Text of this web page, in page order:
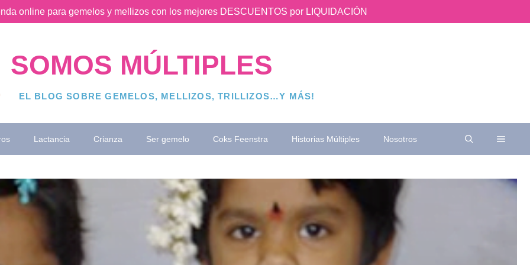
online para gemelos y mellizos con los mejores DESCUENTOS por LIQUIDACIÓN
SOMOS MÚLTIPLES
EL BLOG SOBRE GEMELOS, MELLIZOS, TRILLIZOS…Y MÁS!
Lactancia Crianza Ser gemelo Coks Feenstra Historias Múltiples Nosotros